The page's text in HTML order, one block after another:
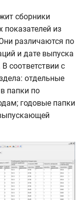
сборники
показателей из
различаются по
и дате выпуска
соответствии с
отдельные
папки по
годовые папки